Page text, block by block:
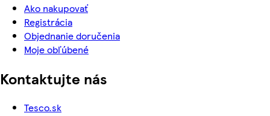
Ako nakupovať
Registrácia
Objednanie doručenia
Moje obľúbené
Kontaktujte nás
Tesco.sk